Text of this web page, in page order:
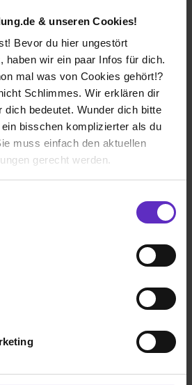
& unseren Cookies!
Bevor du hier ungestört
haben wir ein paar Infos für dich.
mal was von Cookies gehört!?
Schlimmes. Wir erklären dir
dich bedeutet. Wunder dich bitte
bisschen komplizierter als du
muss einfach den aktuellen
gerecht werden.
getroffenen Einstellungen zu
(„Statistiken“), um
Verwendung unserer Website an
und um Inhalte und Anzeigen zu
möglicherweise mit
1959
Geiss GmbH